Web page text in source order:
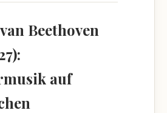
Beethoven
auf